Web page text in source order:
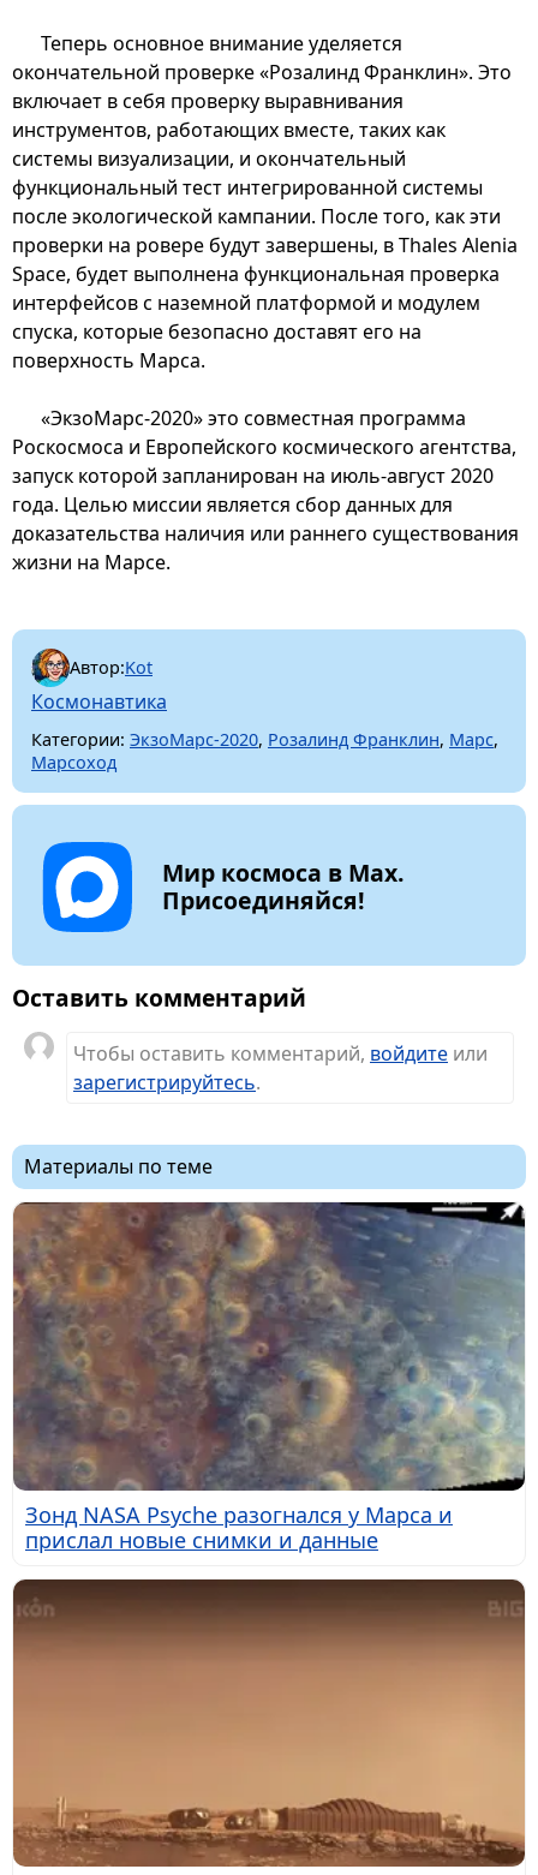
Теперь основное внимание уделяется
окончательной проверке «Розалинд Франклин». Это
включает в себя проверку выравнивания
инструментов, работающих вместе, таких как
системы визуализации, и окончательный
функциональный тест интегрированной системы
после экологической кампании. После того, как эти
проверки на ровере будут завершены, в Thales Alenia
Space, будет выполнена функциональная проверка
интерфейсов с наземной платформой и модулем
спуска, которые безопасно доставят его на
поверхность Марса.
«ЭкзоМарс-2020» это совместная программа
Роскосмоса и Европейского космического агентства,
запуск которой запланирован на июль-август 2020
года. Целью миссии является сбор данных для
доказательства наличия или раннего существования
жизни на Марсе.
Автор:Kot
Космонавтика
Категории: ЭкзоМарс-2020, Розалинд Франклин, Марс,
Марсоход
Мир космоса в Max.
Присоединяйся!
Оставить комментарий
Чтобы оставить комментарий, войдите или
зарегистрируйтесь.
Материалы по теме
Зонд NASA Psyche разогнался у Марса и
прислал новые снимки и данные